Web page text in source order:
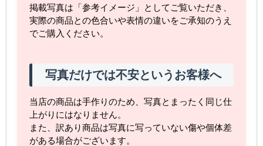
掲載写真は「参考イメージ」としてご覧いただき、
実際の商品との色合いや表情の違いをご承知のうえ
でご購入ください。
写真だけでは不安というお客様へ
当店の商品は手作りのため、写真とまったく同じ仕
上がりにはなりません。
また、訳あり商品は写真に写っていない傷や個体差
がある場合がございます。